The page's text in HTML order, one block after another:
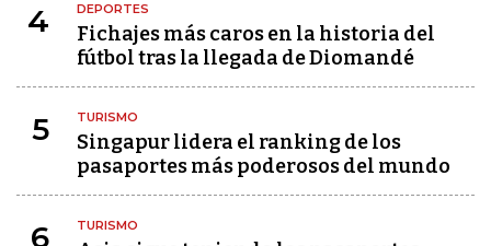
4 DEPORTES
Fichajes más caros en la historia del
fútbol tras la llegada de Diomandé
5 TURISMO
Singapur lidera el ranking de los
pasaportes más poderosos del mundo
6 TURISMO